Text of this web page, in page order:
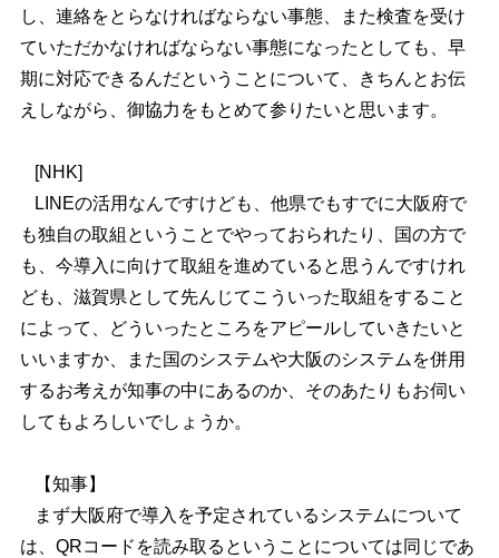
し、連絡をとらなければならない事態、また検査を受け
ていただかなければならない事態になったとしても、早
期に対応できるんだということについて、きちんとお伝
えしながら、御協力をもとめて参りたいと思います。
[NHK]
LINEの活用なんですけども、他県でもすでに大阪府で
も独自の取組ということでやっておられたり、国の方で
も、今導入に向けて取組を進めていると思うんですけれ
ども、滋賀県として先んじてこういった取組をすること
によって、どういったところをアピールしていきたいと
いいますか、また国のシステムや大阪のシステムを併用
するお考えが知事の中にあるのか、そのあたりもお伺い
してもよろしいでしょうか。
【知事】
まず大阪府で導入を予定されているシステムについて
は、QRコードを読み取るということについては同じであ